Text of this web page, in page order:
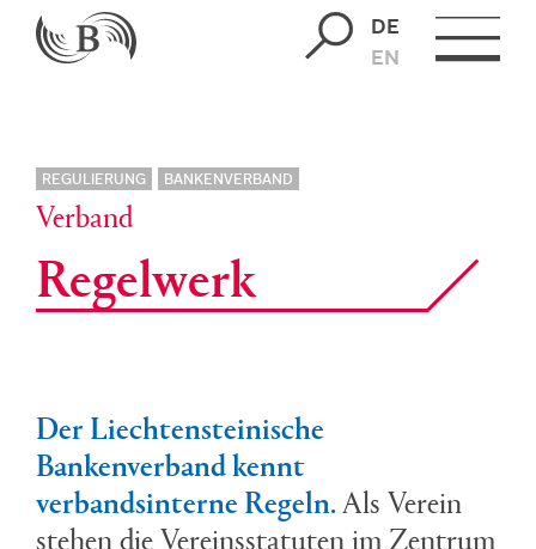
DE
EN
REGULIERUNG BANKENVERBAND
Verband
Re­gel­werk
Der Liechtensteinische
Bankenverband kennt
verbandsinterne Regeln.Als Verein
stehen die Vereinsstatuten im Zentrum